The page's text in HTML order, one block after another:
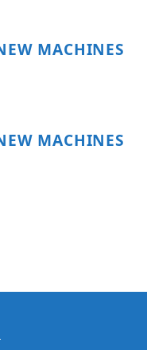
MACHINES
MACHINES